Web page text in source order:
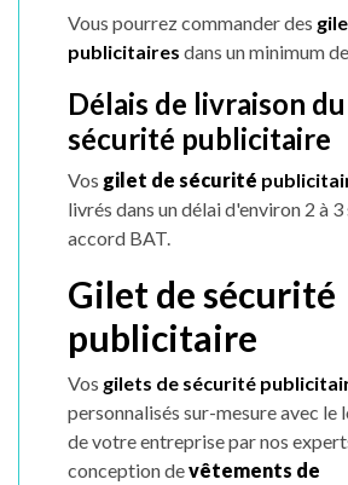
Vous pourrez commander des
publicitaires dans un minimum
Délais de livraison
sécurité publicitaire
Vos gilet de sécurité
livrés dans un délai d'environ 2 à 3
accord BAT.
Gilet de sécurité
publicitaire
Vos gilets de sécurité
personnalisés sur-mesure avec le
de votre entreprise par nos
conception devêtements de